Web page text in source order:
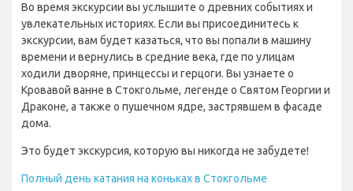
Во время экскурсии вы услышите о древних событиях и
увлекательных историях. Если вы присоединитесь к
экскурсии, вам будет казаться, что вы попали в машину
времени и вернулись в средние века, где по улицам
ходили дворяне, принцессы и герцоги. Вы узнаете о
Кровавой ванне в Стокгольме, легенде о Святом Георгии и
Драконе, а также о пушечном ядре, застрявшем в фасаде
дома.
Это будет экскурсия, которую вы никогда не забудете!
Полный день катания на коньках в Стокгольме